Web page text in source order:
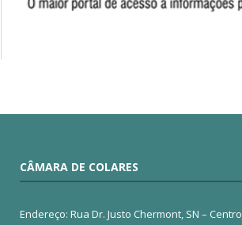
CÂMARA DE COLARES
Endereço: Rua Dr. Justo Chermont, SN – Centro